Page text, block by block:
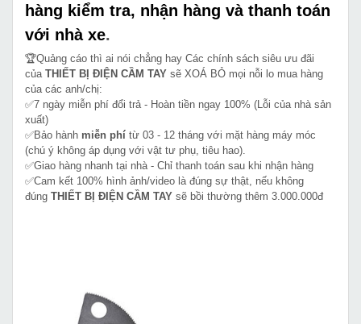
hàng kiểm tra, nhận hàng và thanh toán
với nhà xe.
🏆Quảng cáo thì ai nói chẳng hay Các chính sách siêu ưu đãi
của THIẾT BỊ ĐIỆN CẦM TAY sẽ XOÁ BỎ mọi nỗi lo mua hàng
của các anh/chị:
✅7 ngày miễn phí đổi trả - Hoàn tiền ngay 100% (Lỗi của nhà sản
xuất)
✅Bảo hành miễn phí từ 03 - 12 tháng với mặt hàng máy móc
(chú ý không áp dụng với vật tư phụ, tiêu hao).
✅Giao hàng nhanh tại nhà - Chỉ thanh toán sau khi nhận hàng
✅Cam kết 100% hình ảnh/video là đúng sự thật, nếu không
đúng THIẾT BỊ ĐIỆN CẦM TAY sẽ bồi thường thêm 3.000.000đ